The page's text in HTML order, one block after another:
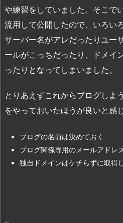
や練習をしていました。そこで
流用して公開したので、いろい
サーバー名がアレだったりユー
ールがこっちだったり、ドメイ
ったりとなってしまいました。
とりあえずこれからブログしよ
をやっておいたほうが良いと感
ブログの名前は決めておく
ブログ関係専用のメールアドレ
独自ドメインはケチらずに取得